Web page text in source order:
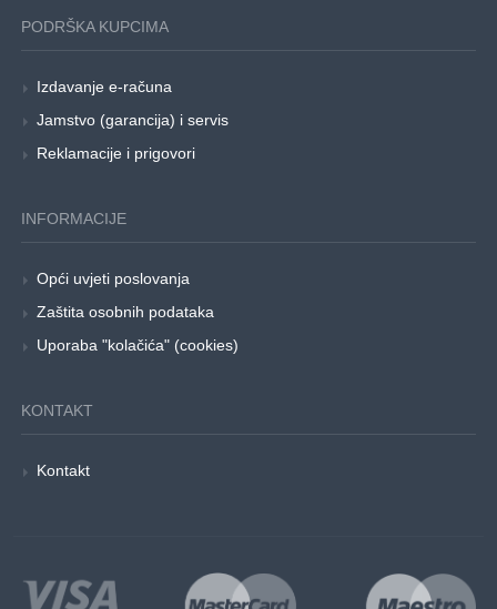
PODRŠKA KUPCIMA
Izdavanje e-računa
Jamstvo (garancija) i servis
Reklamacije i prigovori
INFORMACIJE
Opći uvjeti poslovanja
Zaštita osobnih podataka
Uporaba "kolačića" (cookies)
KONTAKT
Kontakt